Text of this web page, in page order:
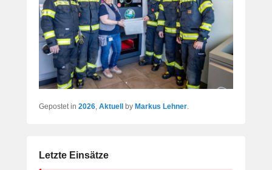
Gepostet in 2026, Aktuell by Markus Lehner.
Letzte Einsätze